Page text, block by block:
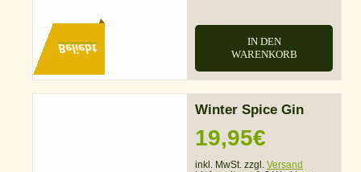
Beliebt
IN DEN
WARENKORB
Winter Spice Gin
19,95€
inkl. MwSt. zzgl. Versand